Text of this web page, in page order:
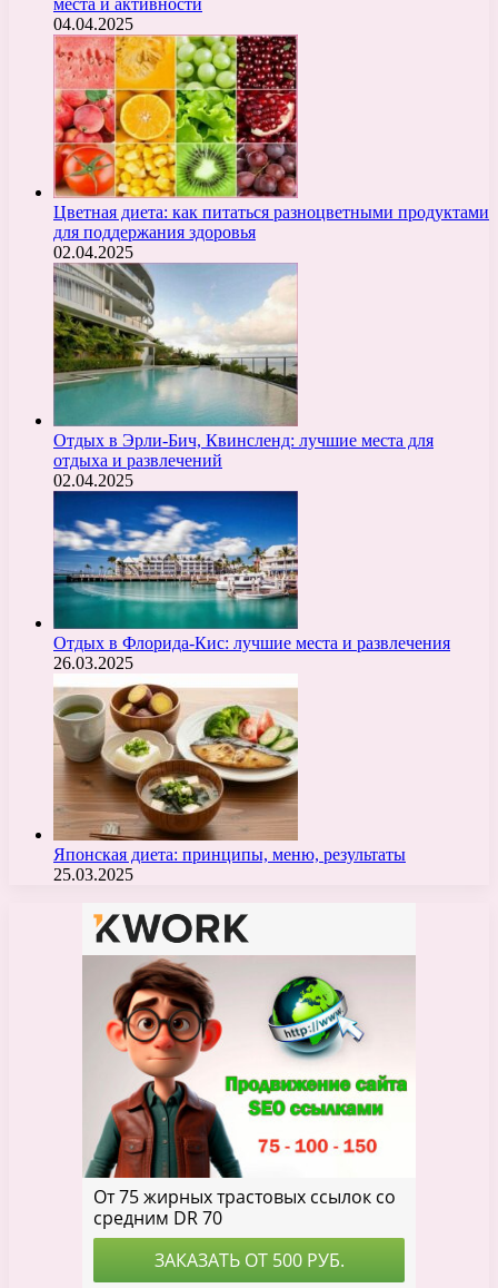
04.04.2025
Цветная диета: как питаться разноцветными продуктами
для поддержания здоровья
02.04.2025
Отдых в Эрли-Бич, Квинсленд: лучшие места для
отдыха и развлечений
02.04.2025
Отдых в Флорида-Кис: лучшие места и развлечения
26.03.2025
Японская диета: принципы, меню, результаты
25.03.2025